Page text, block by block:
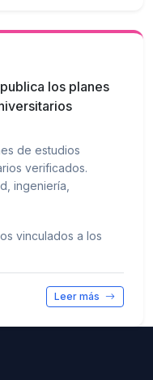
los planes
de estudios
verificados.
ingeniería,
vinculados a los
Leer más